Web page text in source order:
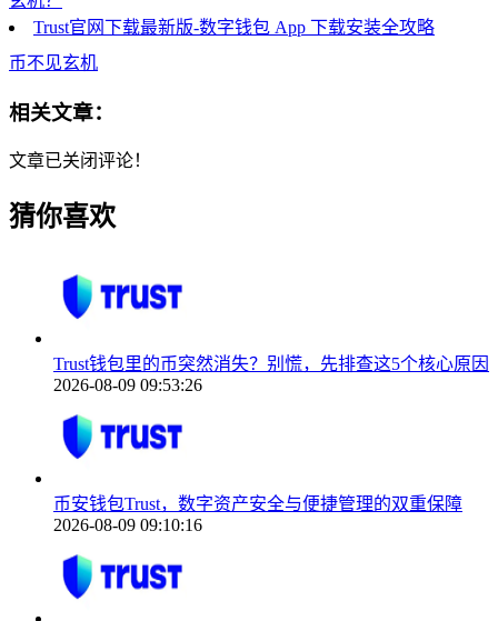
Trust官网下载最新版-数字钱包 App 下载安装全攻略
币不见玄机
相关文章：
文章已关闭评论！
猜你喜欢
Trust钱包里的币突然消失？别慌，先排查这5个核心原因
2026-08-09 09:53:26
币安钱包Trust，数字资产安全与便捷管理的双重保障
2026-08-09 09:10:16